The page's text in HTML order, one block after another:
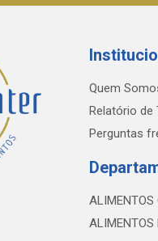
Quem
Relatório de
Perguntas
ALIMENTOS
ALIMENTOS